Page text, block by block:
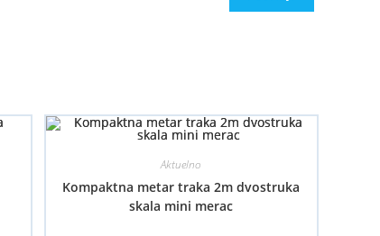
Aktuelno
Kompaktna metar traka 2m dvostruka
skala mini merac